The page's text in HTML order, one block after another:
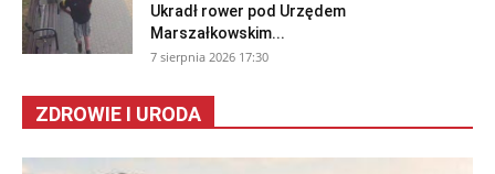
Ukradł rower pod Urzędem
Marszałkowskim...
7 sierpnia 2026 17:30
ZDROWIE I URODA